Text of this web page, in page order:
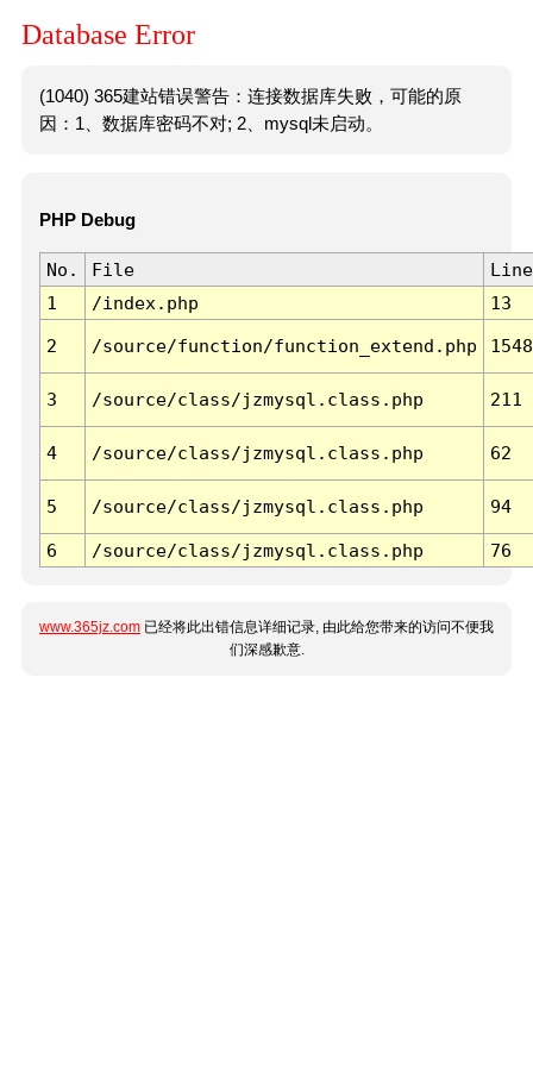
Database Error
(1040) 365建站错误警告：连接数据库失败，可能的原
因：1、数据库密码不对; 2、mysql未启动。
PHP Debug
No. File
Line
1
/index.php 13
2 /source/function/function_extend.php 1548
3 /source/class/jzmysql.class.php 211
4 /source/class/jzmysql.class.php 62
5 /source/class/jzmysql.class.php 94
6 /source/class/jzmysql.class.php 76
www.365jz.com 已经将此出错信息详细记录, 由此给您带来的访问不便我
们深感歉意.